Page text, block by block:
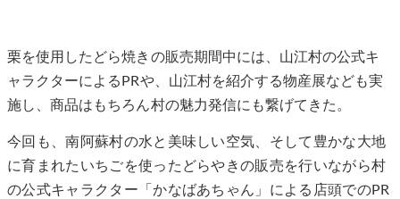
栗を使用したどら焼きの販売期間中には、山江村の公式キ
ャラクターによるPRや、山江村を紹介する物産展なども実
施し、商品はもちろん村の魅力発信にも繋げてきた。
今回も、南阿蘇村の水と美味しい空気、そして豊かな大地
に育まれたいちごを使ったどらやきの販売を行いながら村
の公式キャラクター「かなばあちゃん」による店頭でのPR